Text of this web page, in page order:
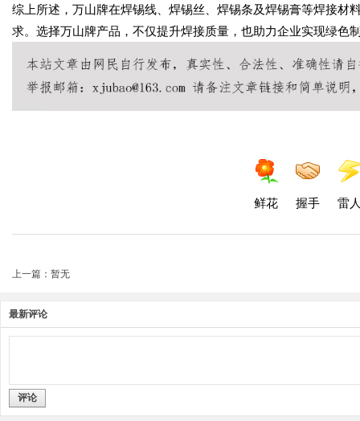
综上所述，万山牌在焊锡线、焊锡丝、焊锡条及焊锡膏等焊接材
求。选择万山牌产品，不仅提升焊接质量，也助力企业实现绿色
鲜花 握手 雷
上一篇：暂无
最新评论
评论